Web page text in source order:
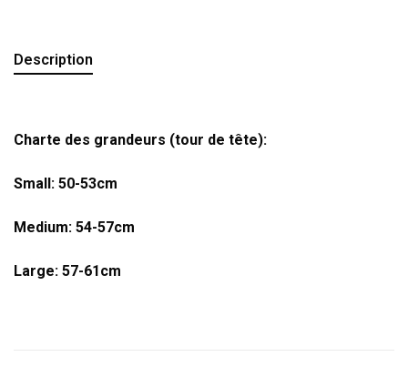
Description
Charte des grandeurs (tour de tête):
Small: 50-53cm
Medium: 54-57cm
Large: 57-61cm